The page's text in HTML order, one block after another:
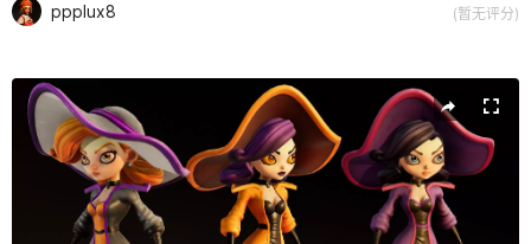
ppplux8 (暂无评分)
当前幻灯片：1 / 22